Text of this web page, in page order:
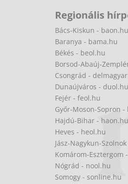
Regionális
Bács-Kiskun - baon.hu
Baranya - bama.hu
Békés - beol.hu
Borsod-Abaúj-
Csongrád -
Dunaújváros - duol.hu
Fejér - feol.hu
Győr-Moson-Sopron
Hajdú-Bihar - haon.hu
Heves - heol.hu
Jász-Nagykun-
Komárom-Esztergom
Nógrád - nool.hu
Somogy - sonline.hu